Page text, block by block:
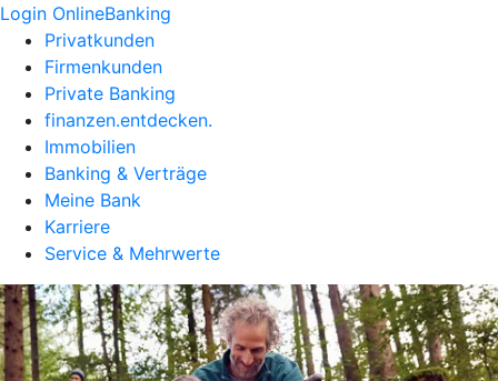
Login OnlineBanking
Privatkunden
Firmenkunden
Private Banking
finanzen.entdecken.
Immobilien
Banking & Verträge
Meine Bank
Karriere
Service & Mehrwerte